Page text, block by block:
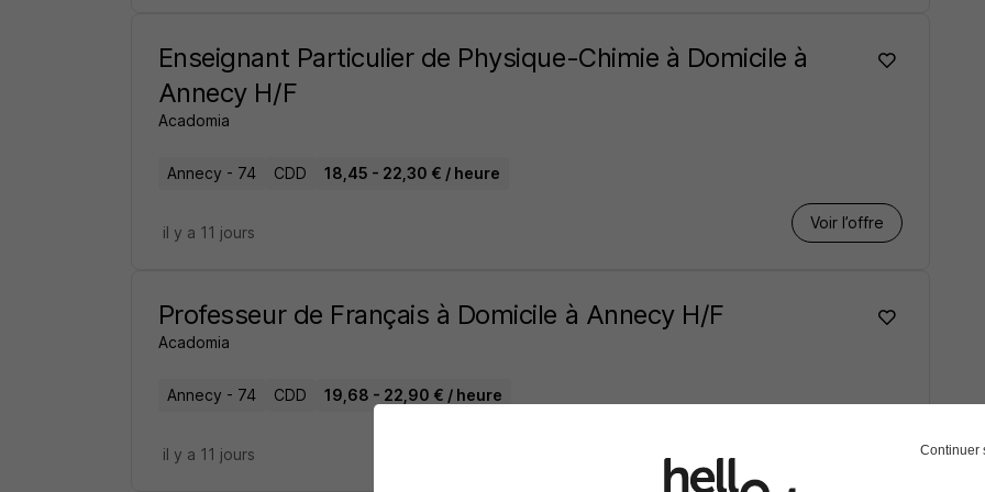
Enseignant Particulier de Physique-Chimie à Domicile à
Annecy H/F
Acadomia
Annecy - 74 CDD 18,45 - 22,30 € / heure
Voir l’offre
il y a 11 jours
Professeur de Français à Domicile à Annecy H/F
Acadomia
Annecy - 74 CDD 19,68 - 22,90 € / heure
il y a 11 jours Continuer